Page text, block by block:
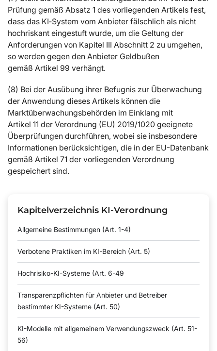
Prüfung gemäß Absatz 1 des vorliegenden Artikels fest,
dass das KI‑System vom Anbieter fälschlich als nicht
hochriskant eingestuft wurde, um die Geltung der
Anforderungen von Kapitel III Abschnitt 2 zu umgehen,
so werden gegen den Anbieter Geldbußen
gemäß Artikel 99 verhängt.
(8) Bei der Ausübung ihrer Befugnis zur Überwachung
der Anwendung dieses Artikels können die
Marktüberwachungsbehörden im Einklang mit
Artikel 11 der Verordnung (EU) 2019/1020 geeignete
Überprüfungen durchführen, wobei sie insbesondere
Informationen berücksichtigen, die in der EU-Datenbank
gemäß Artikel 71 der vorliegenden Verordnung
gespeichert sind.
Kapitelverzeichnis KI-Verordnung
Allgemeine Bestimmungen (Art. 1-4)
Verbotene Praktiken im KI-Bereich (Art. 5)
Hochrisiko-KI-Systeme (Art. 6-49
Transparenzpflichten für Anbieter und Betreiber
bestimmter KI-Systeme (Art. 50)
KI-Modelle mit allgemeinem Verwendungszweck (Art. 51-
56)